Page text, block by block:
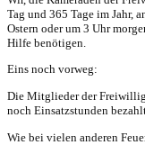
Tag und 365 Tage im Jahr,
Ostern oder um 3 Uhr
Hilfe benötigen.
Eins noch vorweg:
Die Mitglieder der
noch Einsatzstunden
Wie bei vielen anderen